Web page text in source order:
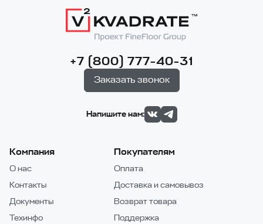
+7 (800) 777-40-31
Заказать звонок
Напишите нам:
Компания
О нас
Контакты
Документы
Техинфо
Покупателям
Оплата
Доставка и самовывоз
Возврат товара
Поддержка